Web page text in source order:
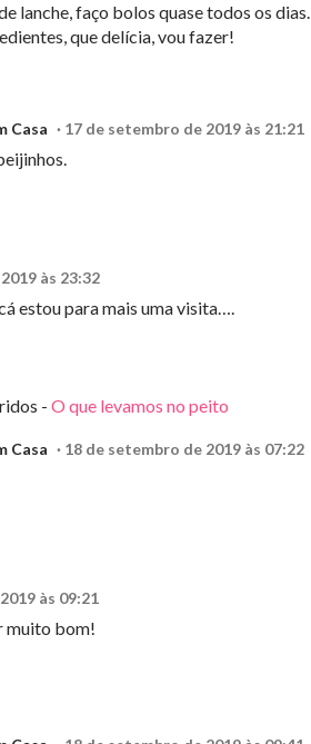
lanche, faço bolos quase todos os dias.
que delícia, vou fazer!
Casa 17 de setembro de 2019 às 21:21
às 23:32
estou para mais uma visita….
- O que levamos no peito
Casa 18 de setembro de 2019 às 07:22
às 09:21
muito bom!